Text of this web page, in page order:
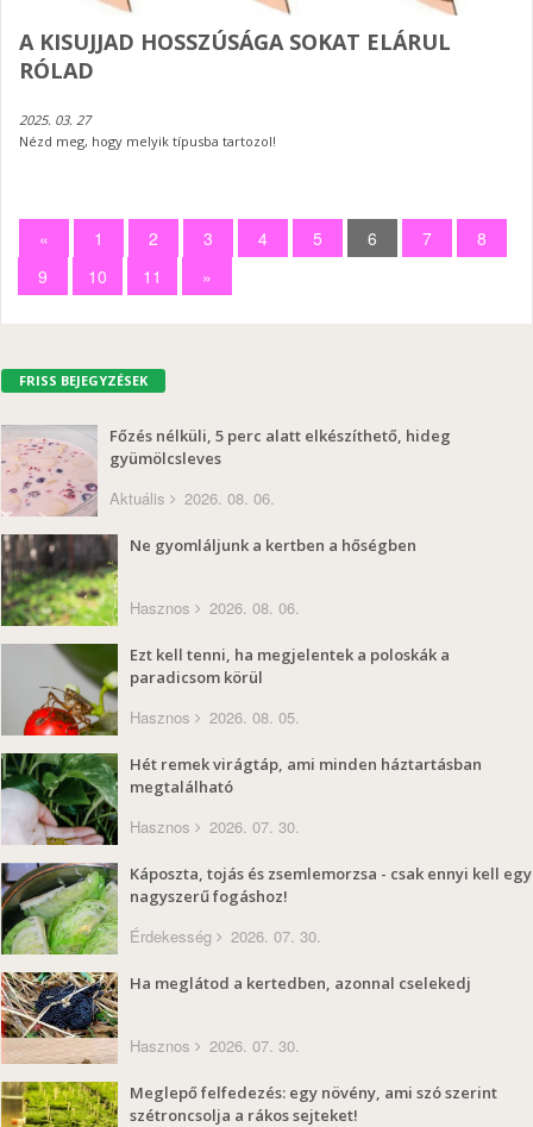
A KISUJJAD HOSSZÚSÁGA SOKAT ELÁRUL
RÓLAD
2025. 03. 27
Nézd meg, hogy melyik típusba tartozol!
« 1 2 3 4 5 6 7
8
9
10 11 »
FRISS BEJEGYZÉSEK
Főzés nélküli, 5 perc alatt elkészíthető, hideg
gyümölcsleves
Aktuális 2026. 08. 06.
Ne gyomláljunk a kertben a hőségben
Hasznos 2026. 08. 06.
Ezt kell tenni, ha megjelentek a poloskák a
paradicsom körül
Hasznos 2026. 08. 05.
Hét remek virágtáp, ami minden háztartásban
megtalálható
Hasznos 2026. 07. 30.
Káposzta, tojás és zsemlemorzsa - csak ennyi kell egy
nagyszerű fogáshoz!
Érdekesség 2026. 07. 30.
Ha meglátod a kertedben, azonnal cselekedj
Hasznos 2026. 07. 30.
Meglepő felfedezés: egy növény, ami szó szerint
szétroncsolja a rákos sejteket!